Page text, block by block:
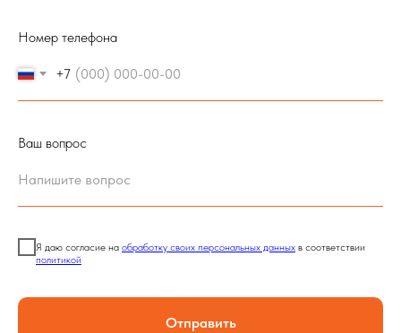
Номер телефона
+7
Ваш вопрос
Я даю согласие на обработку своих персональных данных в соответствии
политикой
Отправить